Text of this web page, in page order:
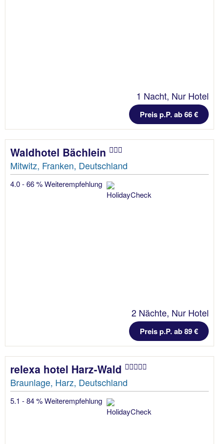
1 Nacht, Nur Hotel
Preis p.P. ab 66 €
Waldhotel Bächlein
Mitwitz, Franken, Deutschland
4.0 - 66 % Weiterempfehlung
2 Nächte, Nur Hotel
Preis p.P. ab 89 €
relexa hotel Harz-Wald
Braunlage, Harz, Deutschland
5.1 - 84 % Weiterempfehlung